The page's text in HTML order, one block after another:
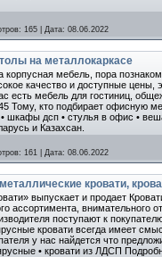
165 Дата: 08.06.2022
на металлокаркасе
мебель, пора
качество и доступные цены,
есть мебель для гостиниц,
Тому, кто подбирает офисную
шкафы дсп • стулья в офис •
и Казахсан.
161 Дата: 08.06.2022
кровати,
выпускает и продает
ассортимента,
поступают к
кровати всегда имеет
у нас найдется что
• кровати из ЛДСП